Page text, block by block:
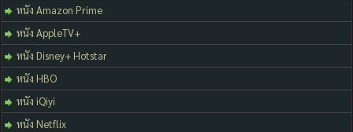
หนัง Amazon Prime
หนัง AppleTV+
หนัง Disney+ Hotstar
หนัง HBO
หนัง iQiyi
หนัง Netflix